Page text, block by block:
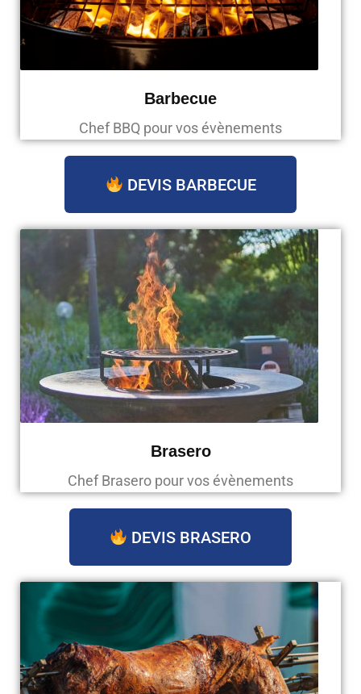
Barbecue
Chef BBQ pour vos évènements
DEVIS BARBECUE
Brasero
Chef Brasero pour vos évènements
DEVIS BRASERO